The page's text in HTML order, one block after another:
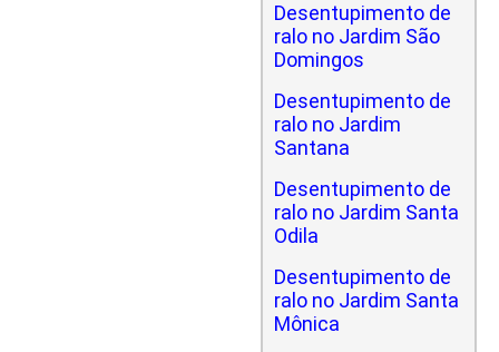
Desentupimento de
ralo no Jardim São
Domingos
Desentupimento de
ralo no Jardim
Santana
Desentupimento de
ralo no Jardim Santa
Odila
Desentupimento de
ralo no Jardim Santa
Mônica